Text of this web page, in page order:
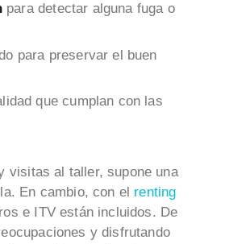
para detectar alguna fuga o
para preservar el buen
que cumplan con las
visitas al taller, supone una
En cambio, con el renting
e ITV están incluidos. De
y disfrutando